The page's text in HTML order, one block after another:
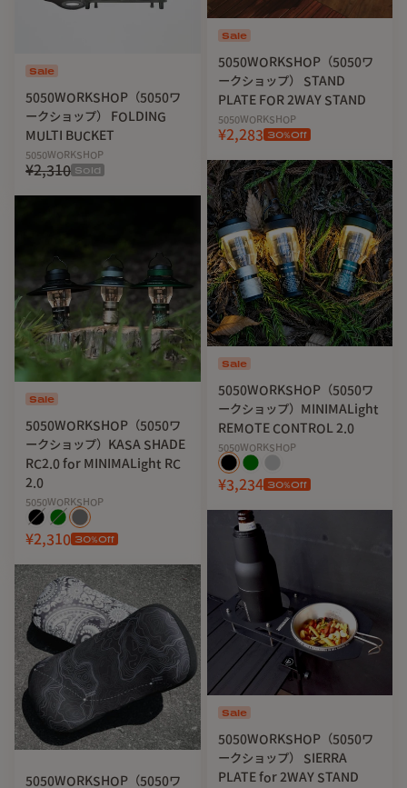
Sale
5050WORKSHOP（5050ワ
ークショップ） FOLDING
MULTI BUCKET
5050WORKSHOP
¥2,310 Sold
Sale
5050WORKSHOP（5050ワ
ークショップ）KASA SHADE
RC2.0 for MINIMALight RC
2.0
5050WORKSHOP
¥2,310 30%Off
5050WORKSHOP（5050ワ
Sale
5050WORKSHOP（5050ワ
ークショップ） STAND
PLATE FOR 2WAY STAND
5050WORKSHOP
¥2,283 30%Off
Sale
5050WORKSHOP（5050ワ
ークショップ）MINIMALight
REMOTE CONTROL 2.0
5050WORKSHOP
¥3,234 30%Off
Sale
5050WORKSHOP（5050ワ
ークショップ） SIERRA
PLATE for 2WAY STAND